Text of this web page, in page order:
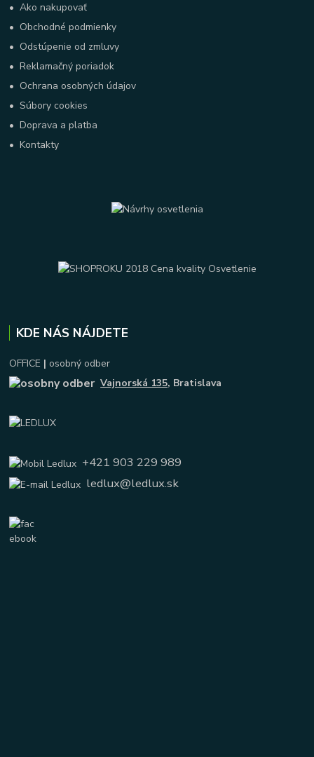
•Ako nakupovať
• Obchodné podmienky
• Odstúpenie od zmluvy
•Reklamačný poriadok
• Ochrana osobných údajov
•Súbory cookies
•Doprava a platba
•Kontakty
KDE NÁS NÁJDETE
OFFICE | osobný odber
Vajnorská 135, Bratislava
+421 903 229 989
ledlux@ledlux.sk